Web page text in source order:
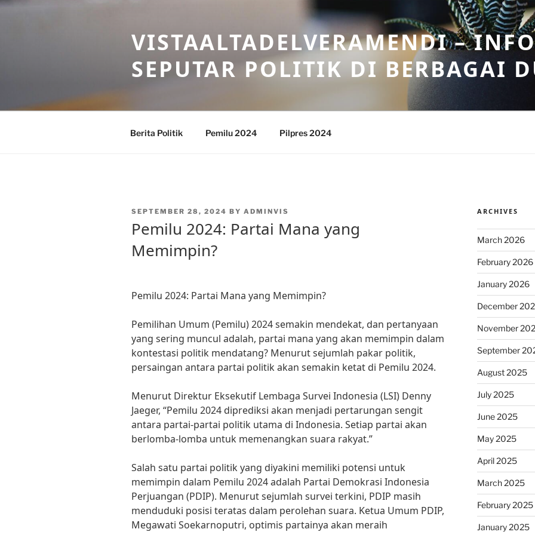
Skip
VISTAALTADELVERAMENDI –
SEPUTAR POLITIK DI BERBAGAI
Berita Politik Pemilu 2024 Pilpres 2024
POSTED
SEPTEMBER 28, 2024 BY ADMINVIS
Pemilu 2024: Partai Mana yang
Memimpin?
Pemilu 2024: Partai Mana yang Memimpin?
Pemilihan Umum (Pemilu) 2024 semakin mendekat, dan pertanyaan
yang sering muncul adalah, partai mana yang akan memimpin dalam
kontestasi politik mendatang? Menurut sejumlah pakar politik,
persaingan antara partai politik akan semakin ketat di Pemilu 2024.
Menurut Direktur Eksekutif Lembaga Survei Indonesia (LSI) Denny
Jaeger, “Pemilu 2024 diprediksi akan menjadi pertarungan sengit
antara partai-partai politik utama di Indonesia. Setiap partai akan
berlomba-lomba untuk memenangkan suara rakyat.”
Salah satu partai politik yang diyakini memiliki potensi untuk
memimpin dalam Pemilu 2024 adalah Partai Demokrasi Indonesia
Perjuangan (PDIP). Menurut sejumlah survei terkini, PDIP masih
menduduki posisi teratas dalam perolehan suara. Ketua Umum PDIP,
Megawati Soekarnoputri, optimis partainya akan meraih
ARCHIVES
March 2026
February 2026
January 2026
December
November
September
August 2025
July 2025
June 2025
May 2025
April 2025
March 2025
February 2025
January 2025